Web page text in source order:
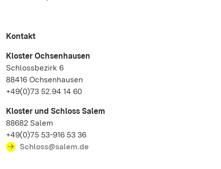
Kontakt
Kloster Ochsenhausen
Schlossbezirk 6
88416 Ochsenhausen
+49(0)73 52.94 14 60
Kloster und Schloss Salem
88682 Salem
+49(0)75 53-916 53 36
Schloss@salem.de